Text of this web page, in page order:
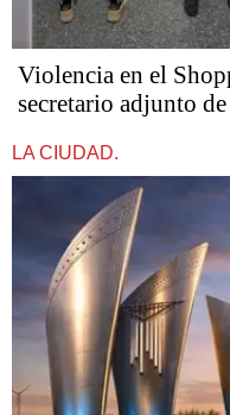
Violencia en el
secretario adjunto
LA CIUDAD.